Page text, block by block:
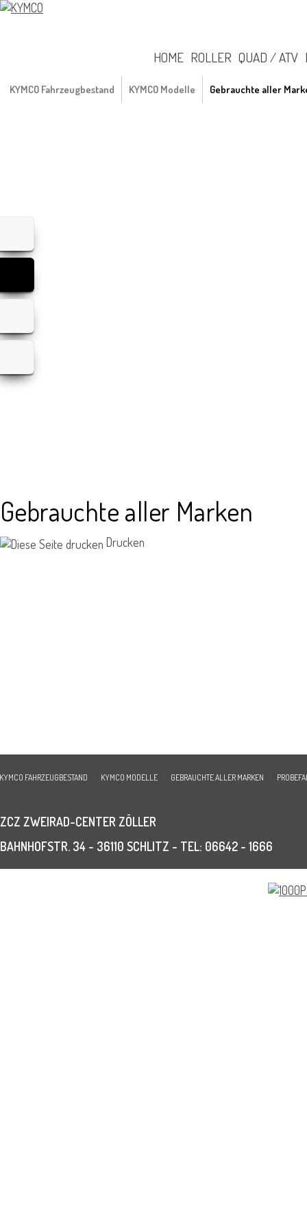
HOME ROLLER QUAD / ATV
KYMCO Fahrzeugbestand KYMCO Modelle Gebrauchte aller
Gebrauchte aller Marken
Drucken
KYMCO FAHRZEUGBESTAND KYMCO MODELLE GEBRAUCHTE ALLER MARKEN
ZCZ ZWEIRAD-CENTER ZÖLLER
BAHNHOFSTR. 34 - 36110 SCHLITZ - TEL: 06642 - 1666